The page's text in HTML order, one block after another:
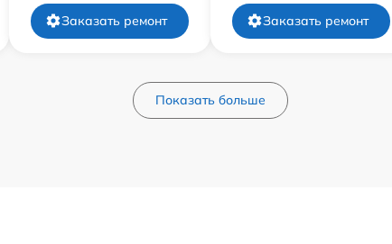
Заказать ремонт Заказать ремонт
Показать больше